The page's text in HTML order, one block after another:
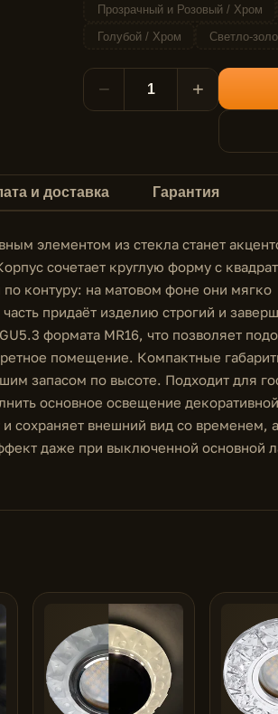
Прозрачный и Розовый / Хром
Голубой / Хром
Светло-
− +
и доставка Гарантия
элементом из стекла станет
сочетает круглую форму с
контуру: на матовом фоне они мягко
придаёт изделию строгий и
формата MR16, что позволяет
помещение. Компактные
запасом по высоте. Подходит для
основное освещение декоративной
сохраняет внешний вид со временем, а
даже при выключенной основной